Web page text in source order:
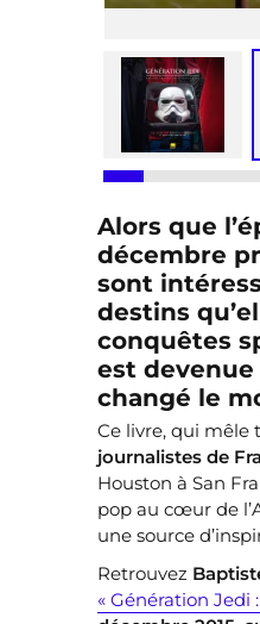
Alors que
décembre
sont
destins
conquêtes
est
changé le
Ce livre, qui mêle
journalistes de
Houston à San
pop au cœur de
une source
Retrouvez
« Génération Jedi